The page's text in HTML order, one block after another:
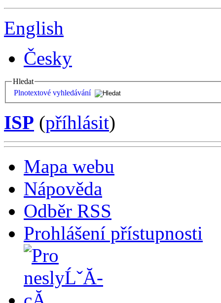
English
Česky
Hledat
Plnotextové vyhledávání
ISP (příhlásit)
Mapa webu
Nápověda
Odběr RSS
Prohlášení přístupnosti